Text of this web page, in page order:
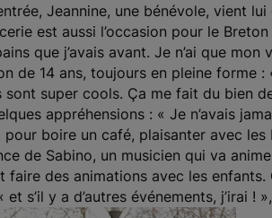
Jeannine, une bénévole, vient
est aussi l’occasion pour le
que j’avais avant. Je n’ai que
de 14 ans, toujours en pleine forme :
super cools. Ça me fait du bien
appréhensions : « Je n’avais
boire un café, plaisanter avec
de Sabino, un musicien qui va
des animations avec les enfants.
s’il y a d’autres événements, j’irai !